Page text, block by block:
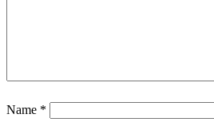
Name *